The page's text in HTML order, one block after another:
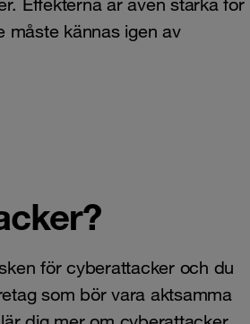
Effekterna är även starka för
måste kännas igen av
för cyberattacker och du
som bör vara aktsamma